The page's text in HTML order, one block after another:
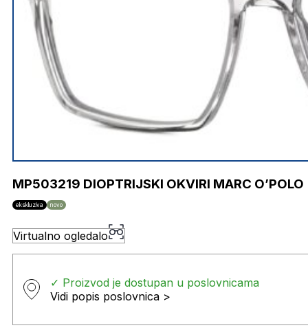
MP503219 DIOPTRIJSKI OKVIRI MARC O’POLO
ekskluziva novo
Virtualno ogledalo
✓ Proizvod je dostupan u poslovnicama
Vidi popis poslovnica >